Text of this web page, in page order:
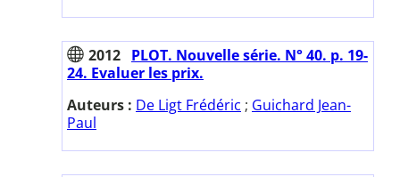
2012 PLOT. Nouvelle série. N° 40. p. 19-
24. Evaluer les prix.
Auteurs : De Ligt Frédéric ; Guichard Jean-
Paul